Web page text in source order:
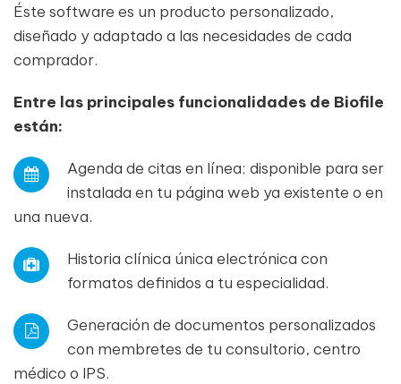
Éste software es un producto personalizado,
diseñado y adaptado a las necesidades de cada
comprador.
Entre las principales funcionalidades de Biofile
están:
Agenda de citas en línea; disponible para ser
instalada en tu página web ya existente o en
una nueva.
Historia clínica única electrónica con
formatos definidos a tu especialidad.
Generación de documentos personalizados
con membretes de tu consultorio, centro
médico o IPS.